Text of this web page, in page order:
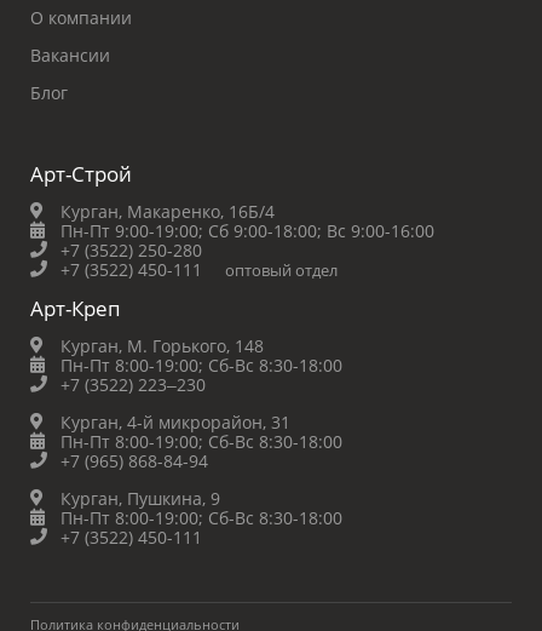
О компании
Вакансии
Блог
Арт-Строй
Курган, Макаренко, 16Б/4
Пн-Пт 9:00-19:00; Сб 9:00-18:00; Вс 9:00-16:00
+7 (3522) 250-280
+7 (3522) 450-111
оптовый отдел
Арт-Креп
Курган, М. Горького, 148
Пн-Пт 8:00-19:00; Сб-Вс 8:30-18:00
+7 (3522) 223‒230
Курган, 4-й микрорайон, 31
Пн-Пт 8:00-19:00; Сб-Вс 8:30-18:00
+7 (965) 868-84-94
Курган, Пушкина, 9
Пн-Пт 8:00-19:00; Сб-Вс 8:30-18:00
+7 (3522) 450-111
Политика конфиденциальности